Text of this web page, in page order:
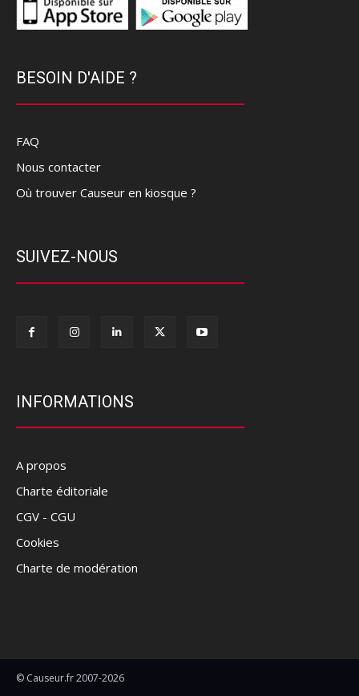
BESOIN D'AIDE ?
FAQ
Nous contacter
Où trouver Causeur en kiosque ?
SUIVEZ-NOUS
INFORMATIONS
A propos
Charte éditoriale
CGV - CGU
Cookies
Charte de modération
© Causeur.fr 2007-2026